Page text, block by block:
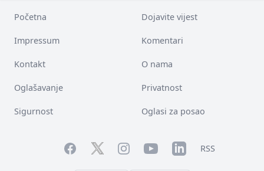
Početna Dojavite vijest
Impressum Komentari
Kontakt O nama
Oglašavanje Privatnost
Sigurnost Oglasi za posao
FacebookTwitterInstagramYouTubeLinkedInRSS